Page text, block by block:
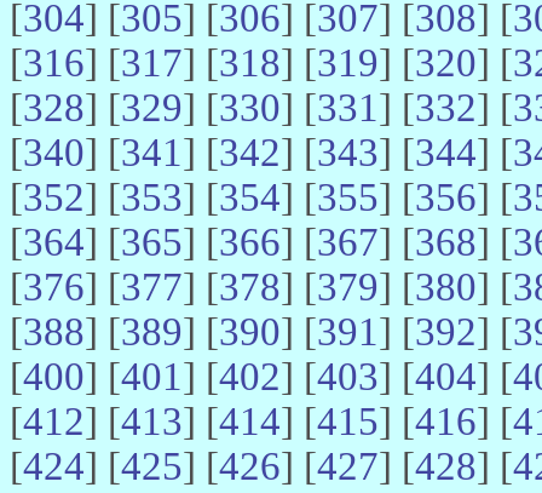
[304] [305] [306] [307] [308] [
[316] [317] [318] [319] [320] [
[328] [329] [330] [331] [332] [
[340] [341] [342] [343] [344] [
[352] [353] [354] [355] [356] [
[364] [365] [366] [367] [368] [
[376] [377] [378] [379] [380] [
[388] [389] [390] [391] [392] [
[400] [401] [402] [403] [404] [
[412] [413] [414] [415] [416] [
[424] [425] [426] [427] [428] [